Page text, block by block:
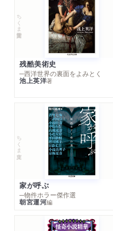
ちくま学芸文庫
残酷美術史
─西洋世界の裏面をよみとく
池上英洋著
ちくま文庫
家が呼ぶ
─物件ホラー傑作選
朝宮運河編